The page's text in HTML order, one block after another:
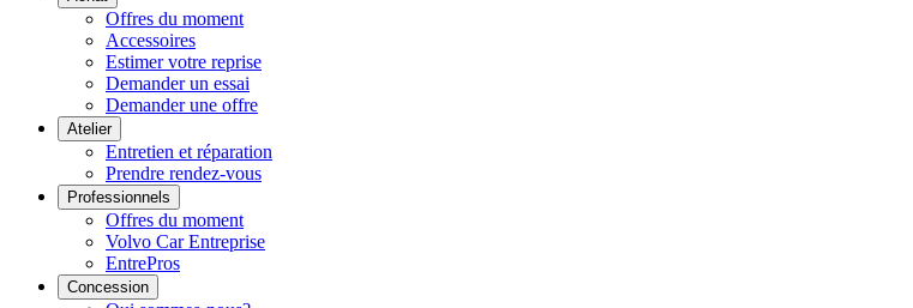
Offres du moment
Accessoires
Estimer votre reprise
Demander un essai
Demander une offre
Atelier
Entretien et réparation
Prendre rendez-vous
Professionnels
Offres du moment
Volvo Car Entreprise
EntrePros
Concession